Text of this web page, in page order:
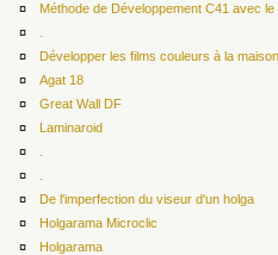
¤
Méthode de Développement C41 avec
¤
¤
Développer les films couleurs à la
¤
Agat 18
¤
Great Wall DF
¤
Laminaroid
¤
¤
¤
De l'imperfection du viseur d'un holga
¤
Holgarama Microclic
¤
Holgarama